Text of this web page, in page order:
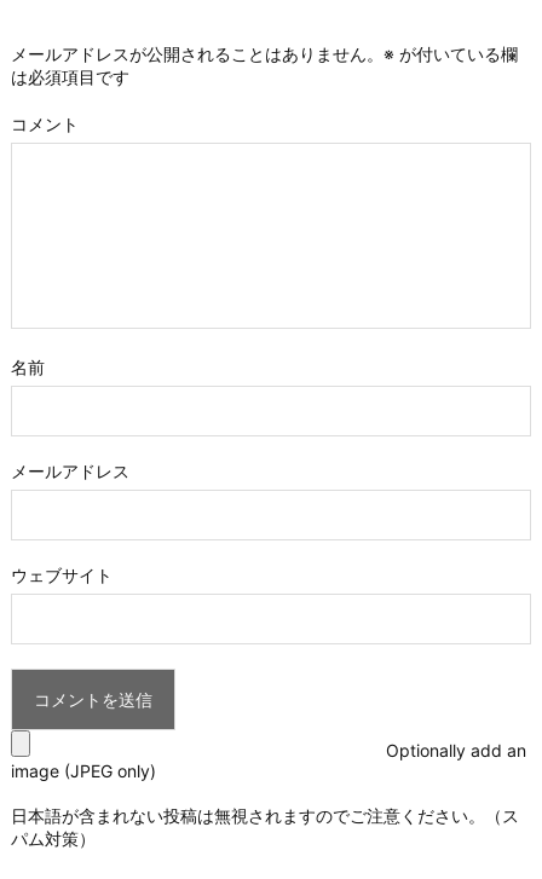
メールアドレスが公開されることはありません。 ※ が付いている欄
は必須項目です
コメント
名前
メールアドレス
ウェブサイト
Optionally add an
image (JPEG only)
日本語が含まれない投稿は無視されますのでご注意ください。（ス
パム対策）